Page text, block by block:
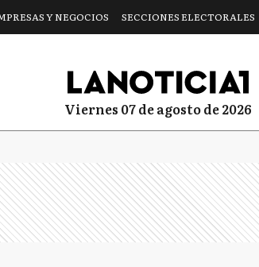
Y NEGOCIOS SECCIONES ELECTORALES
viernes 07 de agosto de 2026